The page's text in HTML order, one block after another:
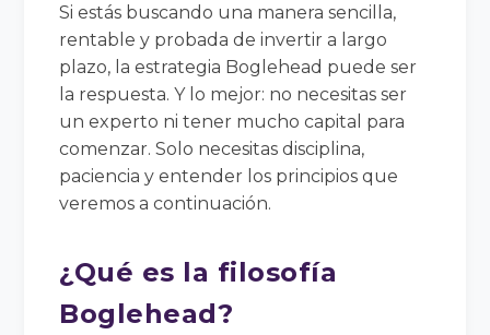
Si estás buscando una manera sencilla,
rentable y probada de invertir a largo
plazo, la estrategia Boglehead puede ser
la respuesta. Y lo mejor: no necesitas ser
un experto ni tener mucho capital para
comenzar. Solo necesitas disciplina,
paciencia y entender los principios que
veremos a continuación.
¿Qué es la filosofía
Boglehead?